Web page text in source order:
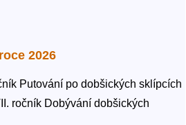
2026
Putování po dobšických sklípcích
ročník Dobývání dobšických